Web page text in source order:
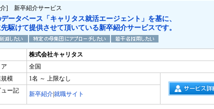
] 新卒紹介サービス
ータベース「キャリタス就活エージェント」を基に、
駆けて提供させて頂いている新卒紹介サービスです。
株式会社キャリタス
全国
模
1名 ～ 上限なし
ー記
新卒紹介就職サイト